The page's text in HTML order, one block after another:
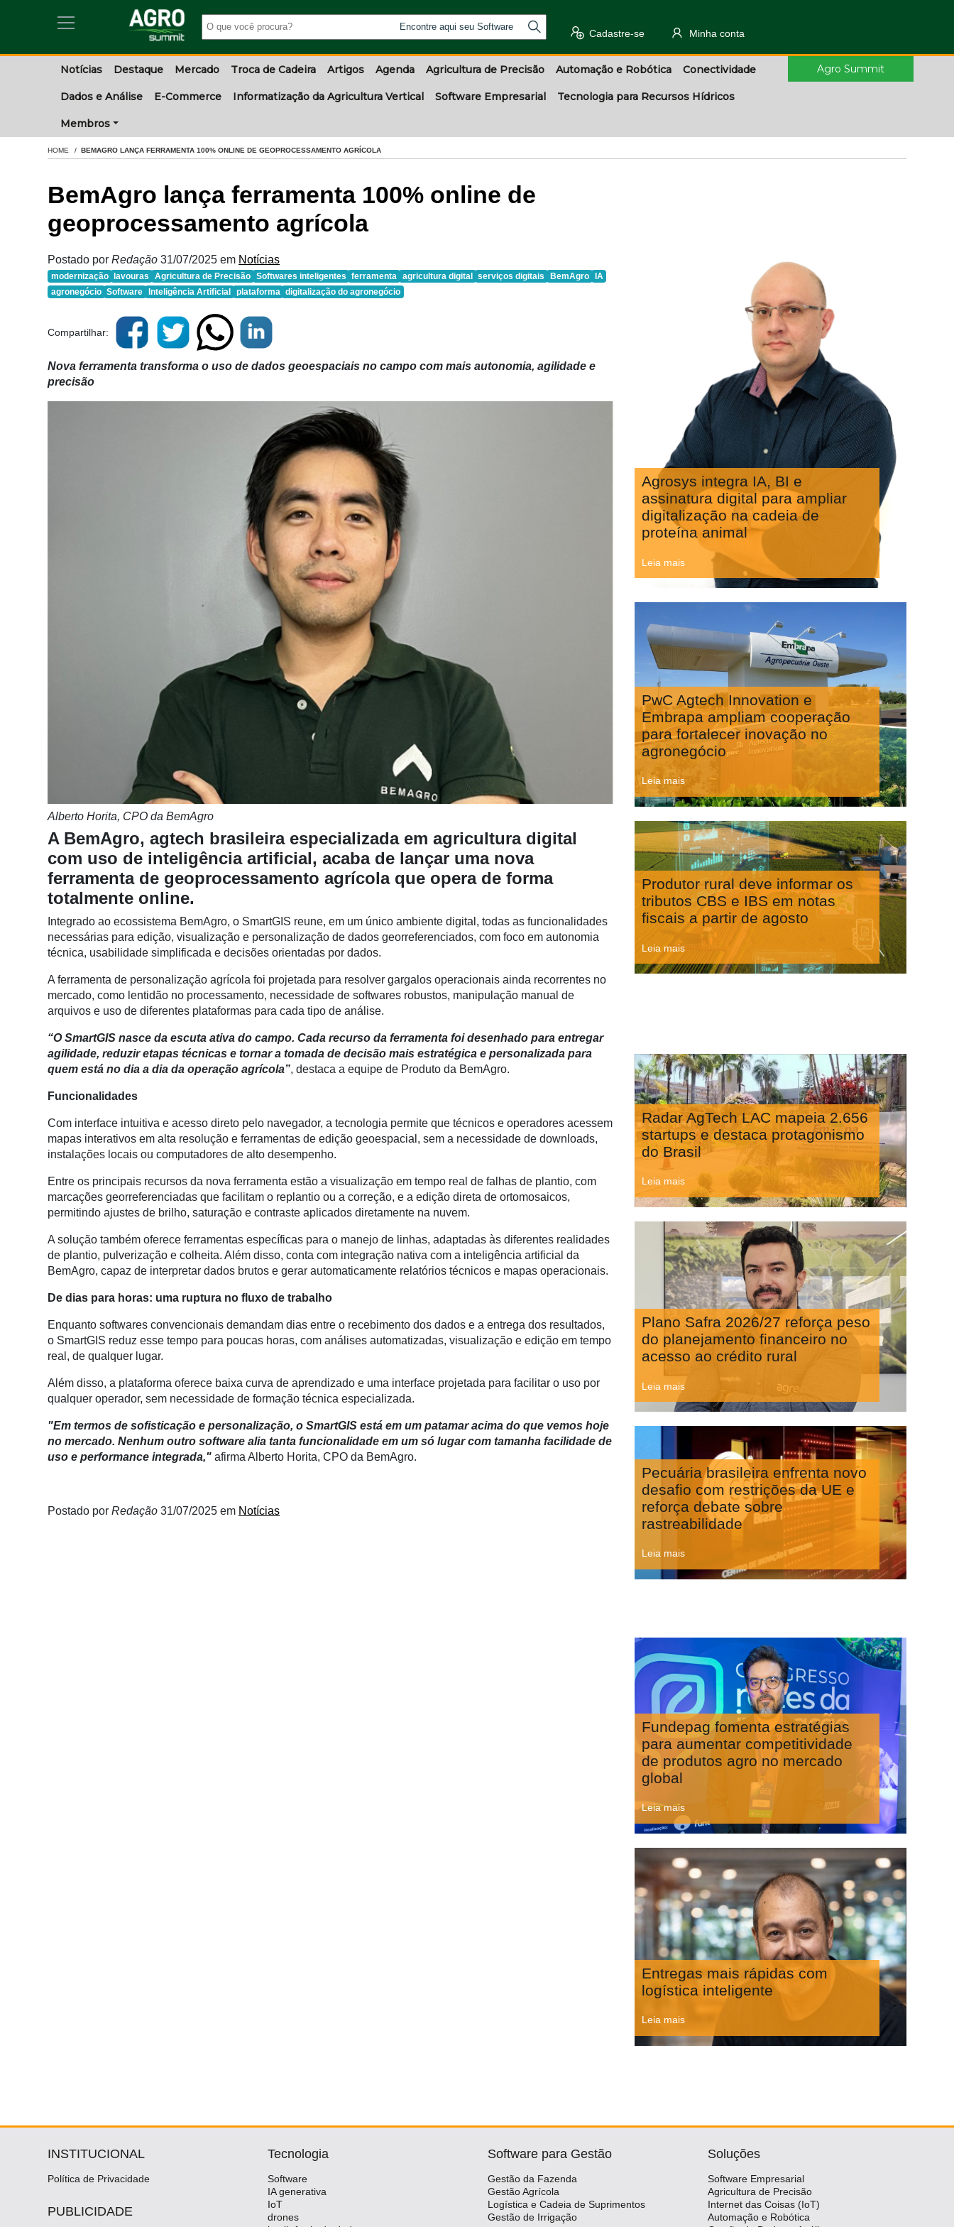
Agricultura
Precisão
Automação
Robótica
Commerce
Informatização
Agricultura
Empresarial
Recursos
Netrin
Néctar
Tecprime
Agro
Consulting
Encontre aqui seu Software
Cadastre-se Minha conta
Notícias Destaque Mercado Troca de Cadeira Artigos Agenda Agricultura de Precisão Automação e Robótica Conectividade
Dados e Análise E-Commerce Informatização da Agricultura Vertical Software Empresarial Tecnologia para Recursos Hídricos
Membros
Agro Summit
HOME BEMAGRO LANÇA FERRAMENTA 100% ONLINE DE GEOPROCESSAMENTO AGRÍCOLA
BemAgro lança ferramenta 100% online de
geoprocessamento agrícola
Postado por Redação 31/07/2025 em Notícias
modernização lavouras Agricultura de Precisão Softwares inteligentes ferramenta agricultura digital serviços digitais BemAgro
IA
agronegócio Software Inteligência Artificial plataforma digitalização do agronegócio
Compartilhar:
Nova ferramenta transforma o uso de dados geoespaciais no campo com mais autonomia, agilidade e
precisão
Alberto Horita, CPO da BemAgro
A BemAgro, agtech brasileira especializada em agricultura digital
com uso de inteligência artificial, acaba de lançar uma nova
ferramenta de geoprocessamento agrícola que opera de forma
totalmente online.
Integrado ao ecossistema BemAgro, o SmartGIS reune, em um único ambiente digital, todas as funcionalidades
necessárias para edição, visualização e personalização de dados georreferenciados, com foco em autonomia
técnica, usabilidade simplificada e decisões orientadas por dados.
A ferramenta de personalização agrícola foi projetada para resolver gargalos operacionais ainda recorrentes no
mercado, como lentidão no processamento, necessidade de softwares robustos, manipulação manual de
arquivos e uso de diferentes plataformas para cada tipo de análise.
“O SmartGIS nasce da escuta ativa do campo. Cada recurso da ferramenta foi desenhado para entregar
agilidade, reduzir etapas técnicas e tornar a tomada de decisão mais estratégica e personalizada para
quem está no dia a dia da operação agrícola”, destaca a equipe de Produto da BemAgro.
Funcionalidades
Com interface intuitiva e acesso direto pelo navegador, a tecnologia permite que técnicos e operadores acessem
mapas interativos em alta resolução e ferramentas de edição geoespacial, sem a necessidade de downloads,
instalações locais ou computadores de alto desempenho.
Entre os principais recursos da nova ferramenta estão a visualização em tempo real de falhas de plantio, com
marcações georreferenciadas que facilitam o replantio ou a correção, e a edição direta de ortomosaicos,
permitindo ajustes de brilho, saturação e contraste aplicados diretamente na nuvem.
A solução também oferece ferramentas específicas para o manejo de linhas, adaptadas às diferentes realidades
de plantio, pulverização e colheita. Além disso, conta com integração nativa com a inteligência artificial da
BemAgro, capaz de interpretar dados brutos e gerar automaticamente relatórios técnicos e mapas operacionais.
De dias para horas: uma ruptura no fluxo de trabalho
Enquanto softwares convencionais demandam dias entre o recebimento dos dados e a entrega dos resultados,
o SmartGIS reduz esse tempo para poucas horas, com análises automatizadas, visualização e edição em tempo
real, de qualquer lugar.
Além disso, a plataforma oferece baixa curva de aprendizado e uma interface projetada para facilitar o uso por
qualquer operador, sem necessidade de formação técnica especializada.
"Em termos de sofisticação e personalização, o SmartGIS está em um patamar acima do que vemos hoje
no mercado. Nenhum outro software alia tanta funcionalidade em um só lugar com tamanha facilidade de
uso e performance integrada," afirma Alberto Horita, CPO da BemAgro.
Postado por Redação 31/07/2025 em Notícias
Agrosys integra IA, BI e
assinatura digital para ampliar
digitalização na cadeia de
proteína animal
Leia mais
PwC Agtech Innovation e
Embrapa ampliam cooperação
para fortalecer inovação no
agronegócio
Leia mais
Produtor rural deve informar os
tributos CBS e IBS em notas
fiscais a partir de agosto
Leia mais
Radar AgTech LAC mapeia 2.656
startups e destaca protagonismo
do Brasil
Leia mais
Plano Safra 2026/27 reforça peso
do planejamento financeiro no
acesso ao crédito rural
Leia mais
Pecuária brasileira enfrenta novo
desafio com restrições da UE e
reforça debate sobre
rastreabilidade
Leia mais
Fundepag fomenta estratégias
para aumentar competitividade
de produtos agro no mercado
global
Leia mais
Entregas mais rápidas com
logística inteligente
Leia mais
INSTITUCIONAL
Política de Privacidade
PUBLICIDADE
Tecnologia
Software
IA generativa
IoT
drones
Software para Gestão
Gestão da Fazenda
Gestão Agrícola
Logística e Cadeia de Suprimentos
Gestão de Irrigação
Soluções
Software Empresarial
Agricultura de Precisão
Internet das Coisas (IoT)
Automação e Robótica